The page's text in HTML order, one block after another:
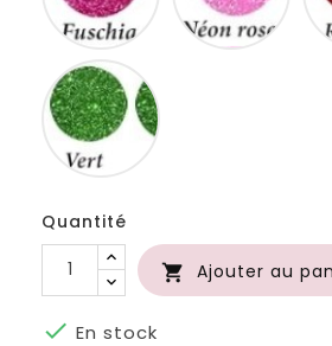
Quantité
 Ajouter au
 En stock